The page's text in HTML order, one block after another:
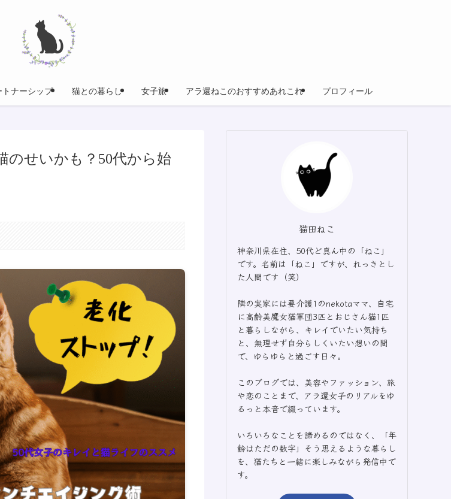
トナーシップ 猫との暮らし 女子旅 アラ還ねこのおすすめあれこれ プロフィール
のせいかも？50代から始
猫田ねこ
神奈川県在住、50代ど真ん中の「ねこ」
です。名前は「ねこ」ですが、れっきとし
た人間です（笑）
隣の実家には要介護1のnekotaママ、自宅
に高齢美魔女猫軍団3匹とおじさん猫1匹
と暮らしながら、キレイでいたい気持ち
と、無理せず自分らしくいたい想いの間
で、ゆらゆらと過ごす日々。
このブログでは、美容やファッション、旅
や恋のことまで、アラ還女子のリアルをゆ
るっと本音で綴っています。
いろいろなことを諦めるのではなく、「年
齢はただの数字」そう思えるような暮らし
を、猫たちと一緒に楽しみながら発信中で
す。